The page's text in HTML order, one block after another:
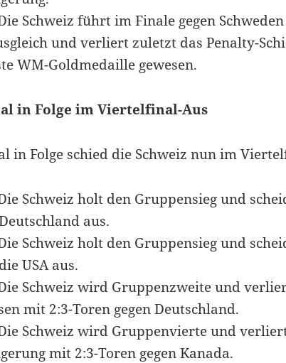
Schweiz führt im Finale gegen
und verliert zuletzt das Penalty-
WM-Goldmedaille gewesen.
in Folge im Viertelfinal-Aus
in Folge schied die Schweiz nun im
Schweiz holt den Gruppensieg und
aus.
Schweiz holt den Gruppensieg und
USA aus.
Schweiz wird Gruppenzweite und
mit 2:3-Toren gegen Deutschland.
Schweiz wird Gruppenvierte und
mit 2:3-Toren gegen Kanada.